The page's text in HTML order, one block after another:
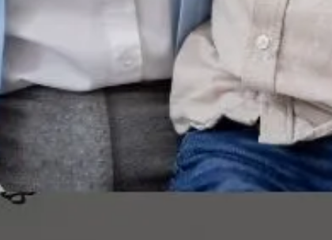
高度近視者的配鏡